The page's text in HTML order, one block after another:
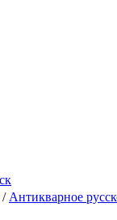
/ Антикварное